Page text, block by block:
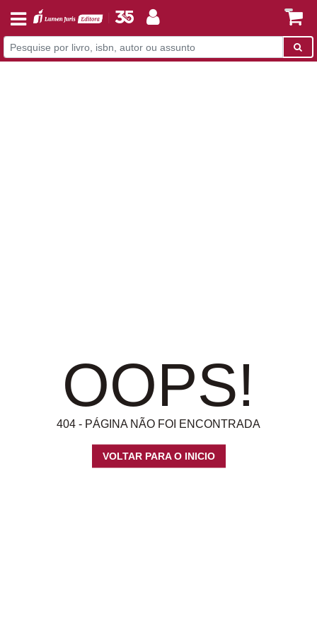
OOPS!
404 - PÁGINA NÃO FOI ENCONTRADA
VOLTAR PARA O INICIO